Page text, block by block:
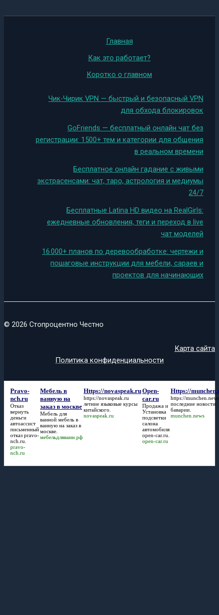
Главная
Как это работает?
Коротко о главном
Чик-Чирик VPN — быстрый и безопасный VPN
для обхода блокировок
GoFriends — бесплатный онлайн чат без
регистрации: 1500+ тем и категории для общения
в реальном времени
Бесплатное онлайн гадание с живыми
экстрасенсами: чат, таро, астрология и медиумы
24/7
Бесплатные Latina HD видео на RealGirls:
ежедневные обновления, теги и переход в live
чат моделей
16 000+ планов по деревообработке: чертежи и
пошаговые инструкции для мебели, сараев и
проектов для начинающих
© 2026 Стопроцентно Честно
Карта сайта
Политика конфиденциальности
Pravo-
nch.ru
Отказ
вернуть
деньги
автоассист
письменный
отказ pravo-
nch.ru
pravo-
nch.ru
Мебель в
ванную на
заказ в москве
Мебель для
ванной мебель в
ванную на заказ в
москве
мебельдляванн.рф
Https://novaspeak.ru
https://novaspeak.ru
летние языковые курсы
китайского.
novaspeak.ru
Open-
car.ru
Продажа и
Установка
подсветки
салона
автомобиля
open-car.ru
open-car.ru
Https://
https://munchen.news
последние новости
баварии.
munchen.news